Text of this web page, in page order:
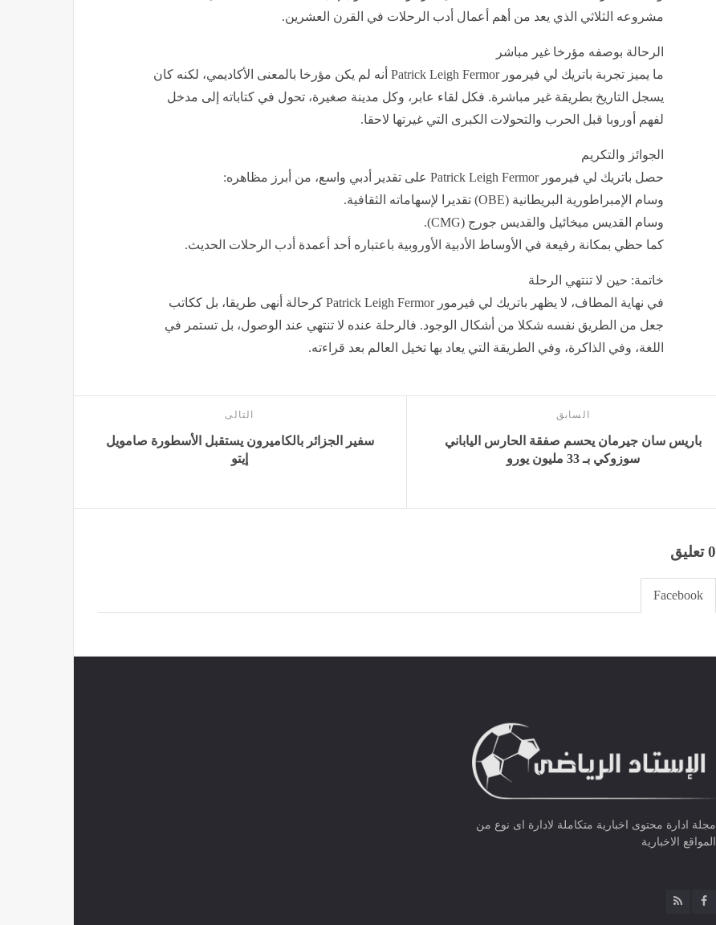
مشروعه الثلاثي الذي يعد من أهم أعمال أدب الرحلات في القرن العشرين.
الرحالة بوصفه مؤرخا غير مباشر
ما يميز تجربة باتريك لي فيرمور Patrick Leigh Fermor أنه لم يكن مؤرخا بالمعنى الأكاديمي، لكنه كان
يسجل التاريخ بطريقة غير مباشرة. فكل لقاء عابر، وكل مدينة صغيرة، تحول في كتاباته إلى مدخل
لفهم أوروبا قبل الحرب والتحولات الكبرى التي غيرتها لاحقا.
الجوائز والتكريم
حصل باتريك لي فيرمور Patrick Leigh Fermor على تقدير أدبي واسع، من أبرز مظاهره:
وسام الإمبراطورية البريطانية (OBE) تقديرا لإسهاماته الثقافية.
وسام القديس ميخائيل والقديس جورج (CMG).
كما حظي بمكانة رفيعة في الأوساط الأدبية الأوروبية باعتباره أحد أعمدة أدب الرحلات الحديث.
خاتمة: حين لا تنتهي الرحلة
في نهاية المطاف، لا يظهر باتريك لي فيرمور Patrick Leigh Fermor كرحالة أنهى طريقا، بل ككاتب
جعل من الطريق نفسه شكلا من أشكال الوجود. فالرحلة عنده لا تنتهي عند الوصول، بل تستمر في
اللغة، وفي الذاكرة، وفي الطريقة التي يعاد بها تخيل العالم بعد قراءته.
السابق
باريس سان جيرمان يحسم صفقة الحارس الياباني
سوزوكي بـ 33 مليون يورو
التالى
سفير الجزائر بالكاميرون يستقبل الأسطورة صامويل
إيتو
0 تعليق
Facebook
مجلة ادارة محتوى اخبارية متكاملة لادارة اى نوع من
المواقع الاخبارية